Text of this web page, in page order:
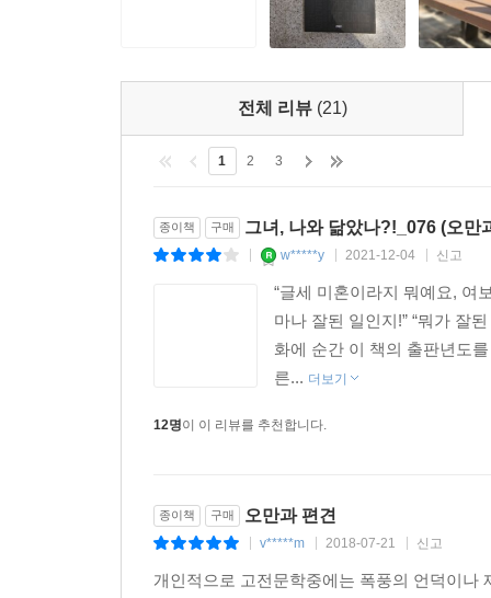
전체 리뷰 (21)
1 2 3
종이책 구매 그녀, 나와 닮았나?!_076 (오만
w*****y 2021-12-04 신고
“글세 미혼이라지 뭐예요, 여
마나 잘된 일인지!” “뭐가 잘
화에 순간 이 책의 출판년도
른... 더보기
12명이 이 리뷰를 추천합니다.
종이책 구매 오만과 편견
v*****m 2018-07-21 신고
개인적으로 고전문학중에는 폭풍의 언덕이나